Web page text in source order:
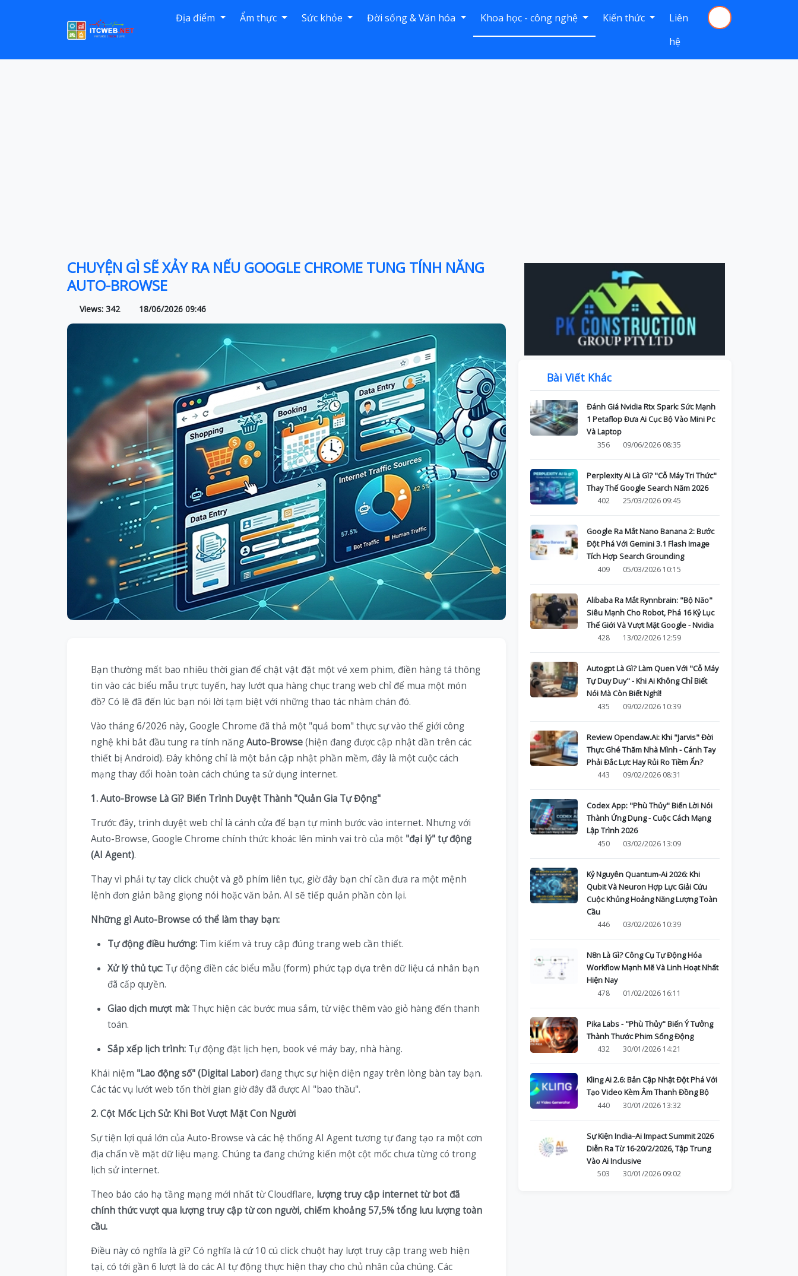
Địa điểm Ẩm thực Sức khỏe Đời sống & Văn hóa Khoa học - công nghệ Kiến thức
Liên
hệ
CHUYỆN GÌ SẼ XẢY RA NẾU GOOGLE CHROME TUNG TÍNH NĂNG
AUTO-BROWSE
Views: 342 18/06/2026 09:46
Bạn thường mất bao nhiêu thời gian để chật vật đặt một vé xem phim, điền hàng tá thông
tin vào các biểu mẫu trực tuyến, hay lướt qua hàng chục trang web chỉ để mua một món
đồ? Có lẽ đã đến lúc bạn nói lời tạm biệt với những thao tác nhàm chán đó.
Vào tháng 6/2026 này, Google Chrome đã thả một "quả bom" thực sự vào thế giới công
nghệ khi bắt đầu tung ra tính năngAuto-Browse(hiện đang được cập nhật dần trên các
thiết bị Android). Đây không chỉ là một bản cập nhật phần mềm, đây là một cuộc cách
mạng thay đổi hoàn toàn cách chúng ta sử dụng internet.
1. Auto-Browse Là Gì? Biến Trình Duyệt Thành "Quản Gia Tự Động"
Trước đây, trình duyệt web chỉ là cánh cửa để bạn tự mình bước vào internet. Nhưng với
Auto-Browse, Google Chrome chính thức khoác lên mình vai trò của một "đại lý" tự động
(AI Agent).
Thay vì phải tự tay click chuột và gõ phím liên tục, giờ đây bạn chỉ cần đưa ra một mệnh
lệnh đơn giản bằng giọng nói hoặc văn bản. AI sẽ tiếp quản phần còn lại.
Những gì Auto-Browse có thể làm thay bạn:
Tự động điều hướng:Tìm kiếm và truy cập đúng trang web cần thiết.
Xử lý thủ tục:Tự động điền các biểu mẫu (form) phức tạp dựa trên dữ liệu cá nhân bạn
đã cấp quyền.
Giao dịch mượt mà:Thực hiện các bước mua sắm, từ việc thêm vào giỏ hàng đến thanh
toán.
Sắp xếp lịch trình:Tự động đặt lịch hẹn, book vé máy bay, nhà hàng.
Khái niệm "Lao động số" (Digital Labor)đang thực sự hiện diện ngay trên lòng bàn tay bạn.
Các tác vụ lướt web tốn thời gian giờ đây đã được AI "bao thầu".
2. Cột Mốc Lịch Sử: Khi Bot Vượt Mặt Con Người
Sự tiện lợi quá lớn của Auto-Browse và các hệ thống AI Agent tương tự đang tạo ra một cơn
địa chấn về mặt dữ liệu mạng. Chúng ta đang chứng kiến một cột mốc chưa từng có trong
lịch sử internet.
Theo báo cáo hạ tầng mạng mới nhất từ Cloudflare, lượng truy cập internet từ bot đã
chính thức vượt qua lượng truy cập từ con người, chiếm khoảng 57,5% tổng lưu lượng toàn
cầu.
Điều này có nghĩa là gì? Có nghĩa là cứ 10 cú click chuột hay lượt truy cập trang web hiện
tại, có tới gần 6 lượt là do các AI tự động thực hiện thay cho chủ nhân của chúng. Các
Bài Viết Khác
Đánh Giá Nvidia Rtx Spark: Sức Mạnh
1 Petaflop Đưa Ai Cục Bộ Vào Mini Pc
Và Laptop
356
09/06/2026 08:35
Perplexity Ai Là Gì? "Cỗ Máy Tri Thức"
Thay Thế Google Search Năm 2026
402
25/03/2026 09:45
Google Ra Mắt Nano Banana 2: Bước
Đột Phá Với Gemini 3.1 Flash Image
Tích Hợp Search Grounding
409
05/03/2026 10:15
Alibaba Ra Mắt Rynnbrain: "Bộ Não"
Siêu Mạnh Cho Robot, Phá 16 Kỷ Lục
Thế Giới Và Vượt Mặt Google - Nvidia
428
13/02/2026 12:59
Autogpt Là Gì? Làm Quen Với "Cỗ Máy
Tự Duy Duy" - Khi Ai Không Chỉ Biết
Nói Mà Còn Biết Nghĩ!
435
09/02/2026 10:39
Review Openclaw.Ai: Khi "Jarvis" Đời
Thực Ghé Thăm Nhà Mình - Cánh Tay
Phải Đắc Lực Hay Rủi Ro Tiềm Ẩn?
443
09/02/2026 08:31
Codex App: "Phù Thủy" Biến Lời Nói
Thành Ứng Dụng - Cuộc Cách Mạng
Lập Trình 2026
450
03/02/2026 13:09
Kỷ Nguyên Quantum-Ai 2026: Khi
Qubit Và Neuron Hợp Lực Giải Cứu
Cuộc Khủng Hoảng Năng Lượng Toàn
Cầu
446
03/02/2026 10:39
N8n Là Gì? Công Cụ Tự Động Hóa
Workflow Mạnh Mẽ Và Linh Hoạt Nhất
Hiện Nay
478
01/02/2026 16:11
Pika Labs - "Phù Thủy" Biến Ý Tưởng
Thành Thước Phim Sống Động
432
30/01/2026 14:21
Kling Ai 2.6: Bản Cập Nhật Đột Phá Với
Tạo Video Kèm Âm Thanh Đồng Bộ
440
30/01/2026 13:32
Sự Kiện India–Ai Impact Summit 2026
Diễn Ra Từ 16-20/2/2026, Tập Trung
Vào Ai Inclusive
503
30/01/2026 09:02